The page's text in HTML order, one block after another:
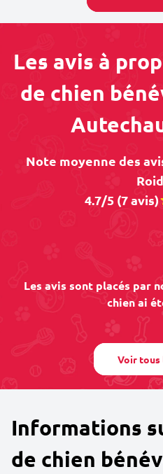
Les avis à
de chien
Note moyenne des
4.7/5 (7 avis)
Les avis sont placés par
chien ai
Voir tous
Informations
de chien